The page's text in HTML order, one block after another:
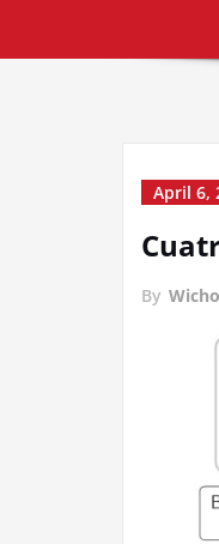
April 6,
By